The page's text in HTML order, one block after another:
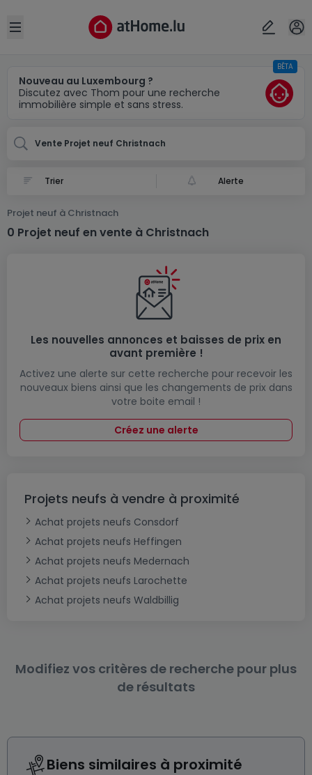
Open sidebar
Nouveau au Luxembourg ?
Discutez avec Thom pour une recherche
immobilière simple et sans stress.
BÊTA
Vente Projet neuf Christnach
Alerte
Projet neuf à Christnach
0 Projet neuf en vente à Christnach
Les nouvelles annonces et baisses de prix en
avant première !
Activez une alerte sur cette recherche pour recevoir les
nouveaux biens ainsi que les changements de prix dans
votre boite email !
Créez une alerte
Projets neufs à vendre à proximité
Achat projets neufs Consdorf
Achat projets neufs Heffingen
Achat projets neufs Medernach
Achat projets neufs Larochette
Achat projets neufs Waldbillig
Modifiez vos critères de recherche pour plus
de résultats
Biens similaires à proximité
Localité(s)
Annuler OK